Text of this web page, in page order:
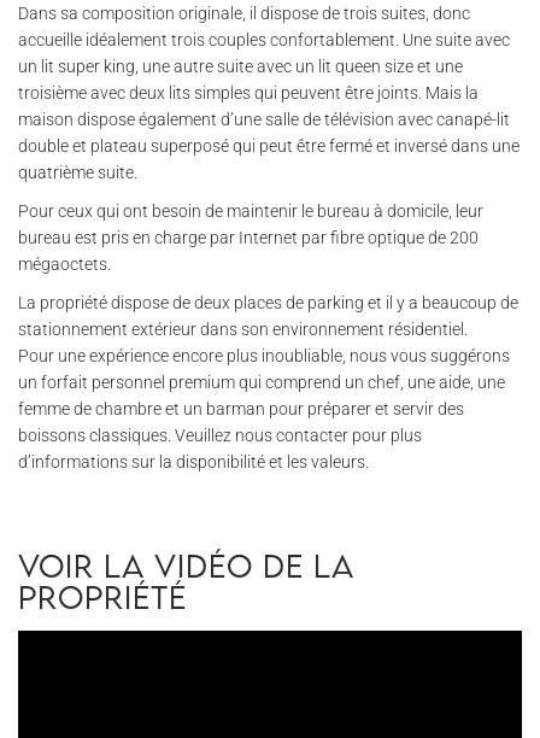
Dans sa composition originale, il dispose de trois suites, donc
accueille idéalement trois couples confortablement. Une suite avec
un lit super king, une autre suite avec un lit queen size et une
troisième avec deux lits simples qui peuvent être joints. Mais la
maison dispose également d’une salle de télévision avec canapé-lit
double et plateau superposé qui peut être fermé et inversé dans une
quatrième suite.
Pour ceux qui ont besoin de maintenir le bureau à domicile, leur
bureau est pris en charge par Internet par fibre optique de 200
mégaoctets.
La propriété dispose de deux places de parking et il y a beaucoup de
stationnement extérieur dans son environnement résidentiel.
Pour une expérience encore plus inoubliable, nous vous suggérons
un forfait personnel premium qui comprend un chef, une aide, une
femme de chambre et un barman pour préparer et servir des
boissons classiques. Veuillez nous contacter pour plus
d’informations sur la disponibilité et les valeurs.
Voir la vidéo de la
propriété